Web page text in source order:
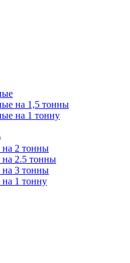
на 1,5 тонны
на 1 тонну
на 2 тонны
на 2.5 тонны
на 3 тонны
на 1 тонну